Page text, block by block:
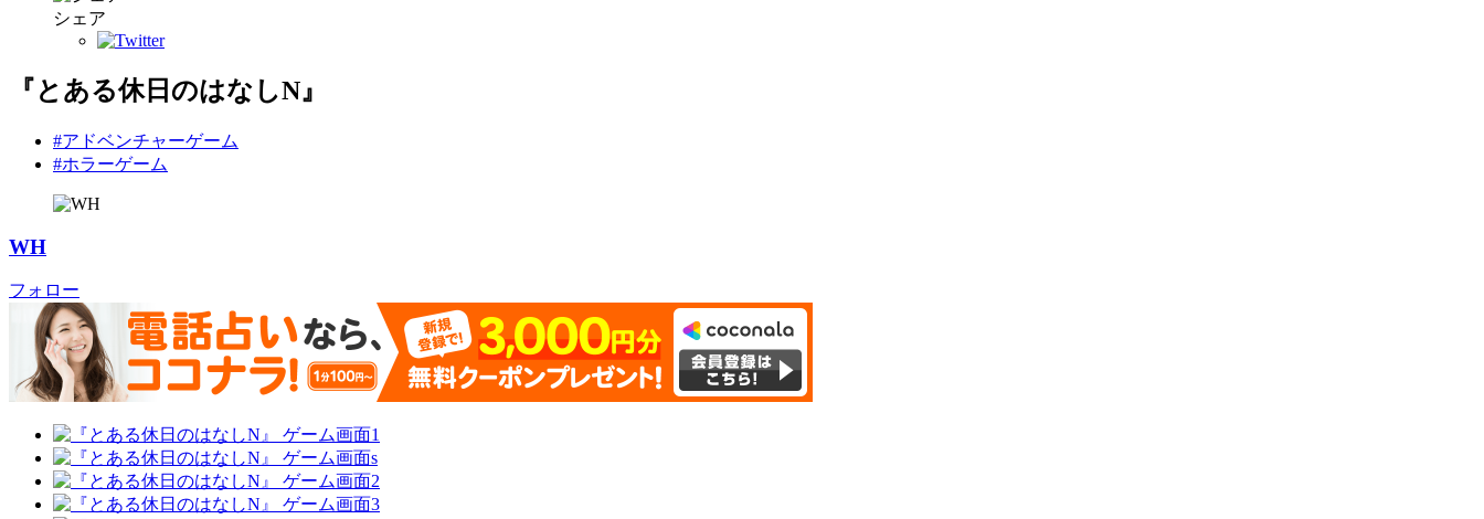
シェア
『とある休日のはなしN』
#アドベンチャーゲーム
#ホラーゲーム
WH
フォロー